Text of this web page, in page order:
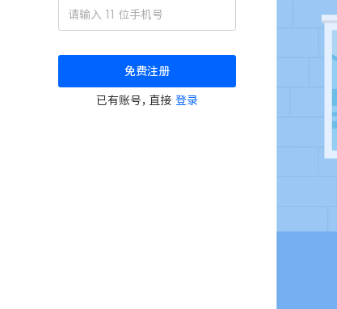
更好更快地发布产品
轻松规划项目和跟
高效合理地规划和利
免费注册
已有账号，直接 登录